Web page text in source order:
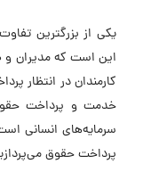
یکی از بزرگترین
این است که مدیران
کارمندان در انتظار
خدمت و پرداخت
سرمایه‌های انسانی
پرداخت حقوق